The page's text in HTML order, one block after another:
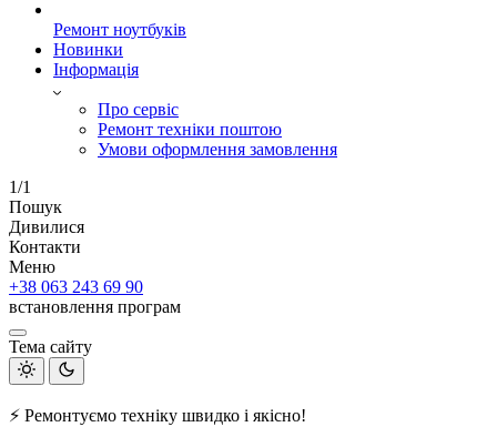
Ремонт ноутбуків
Новинки
Інформація
Про сервіс
Ремонт техніки поштою
Умови оформлення замовлення
1/1
Пошук
Дивилися
Контакти
Меню
+38 063 243 69 90
встановлення програм
Тема сайту
⚡ Ремонтуємо техніку швидко і якісно!